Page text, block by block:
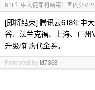
618年中大促即将结束：国内外
[即将结束] 腾讯云618年中
谷、法兰克福、上海、广
升级/新购代金券。
Promoted byid7368